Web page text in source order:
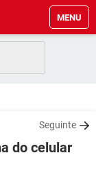
MENU
Seguinte
do celular